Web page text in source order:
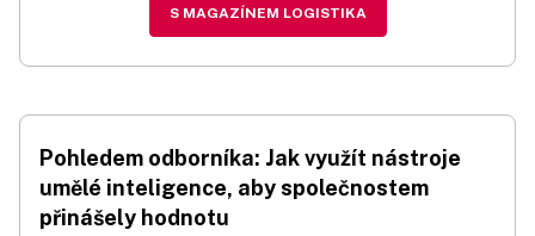
S MAGAZÍNEM LOGISTIKA
Pohledem odborníka: Jak využít nástroje
umělé inteligence, aby společnostem
přinášely hodnotu